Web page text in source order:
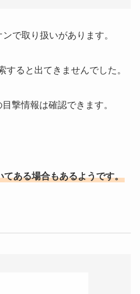
で取り扱いがあります。
すると出てきませんでした。
撃情報は確認できます。
てある場合もあるようです。